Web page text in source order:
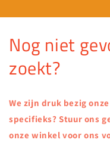
Nog niet
zoekt?
We zijn druk bezig
specifieks? Stuur ons
onze winkel voor ons